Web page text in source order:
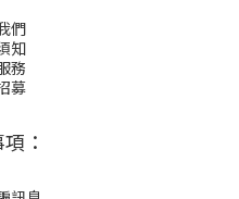
們
知
務
募
：